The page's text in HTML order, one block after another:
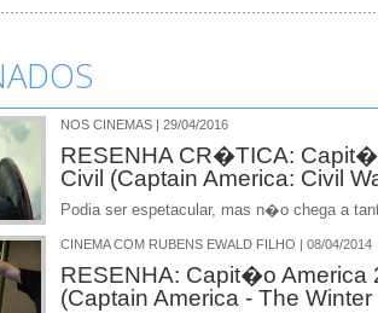
NOS CINEMAS | 29/04/2016
RESENHA CR�TICA:
Civil (Captain America: Civil
Podia ser espetacular, mas n�o chega a
CINEMA COM RUBENS EWALD FILHO | 08/04/2014
RESENHA: Capit�o America
(Captain America - The